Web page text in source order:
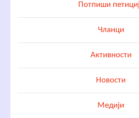
Потпиши
Чланци
Активности
Новости
Медији